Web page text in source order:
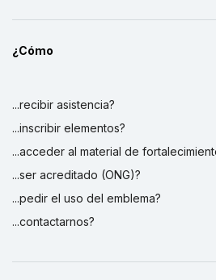
¿Cómo
...recibir asistencia?
...inscribir elementos?
...acceder al material de
...ser acreditado (ONG)?
...pedir el uso del emblema?
...contactarnos?